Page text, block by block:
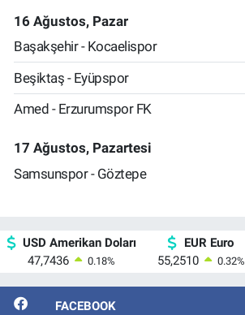
16 Ağustos, Pazar
Başakşehir - Kocaelispor
Beşiktaş - Eyüpspor
Amed - Erzurumspor FK
17 Ağustos, Pazartesi
Samsunspor - Göztepe
USD Amerikan Doları
47,7436
0.18%
EUR Euro
55,2510
0.32%
FACEBOOK